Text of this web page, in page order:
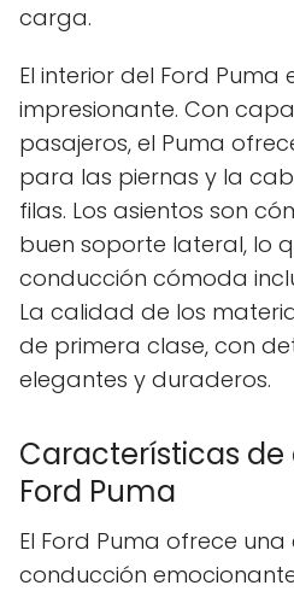
carga.
El interior del Ford Puma
impresionante. Con
pasajeros, el Puma
para las piernas y la
filas. Los asientos son
buen soporte lateral, lo
conducción cómoda
La calidad de los
de primera clase, con
elegantes y duraderos.
Características
Ford Puma
El Ford Puma ofrece
conducción